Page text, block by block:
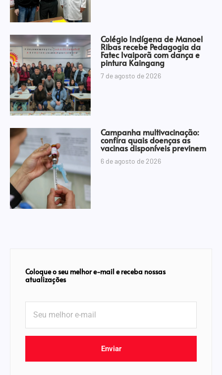
Colégio Indígena de Manoel
Ribas recebe Pedagogia da
Fatec Ivaiporã com dança e
pintura Kaingang
7 de agosto de 2026
Campanha multivacinação:
confira quais doenças as
vacinas disponíveis previnem
6 de agosto de 2026
Coloque o seu melhor e-mail e receba nossas
atualizações
Enviar